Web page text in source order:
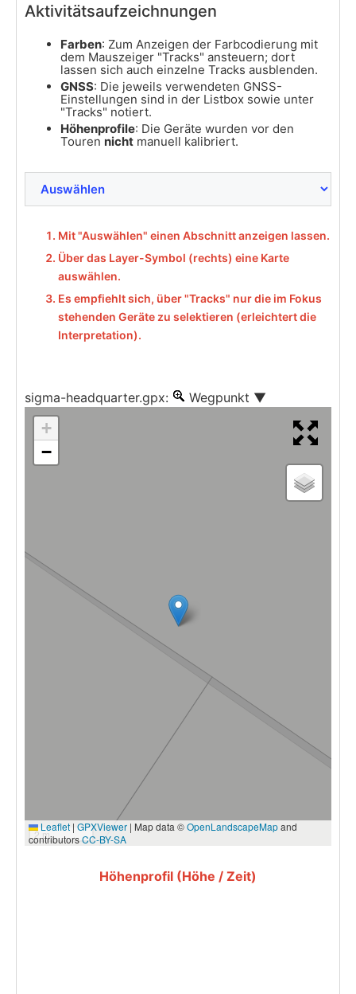
Aktivitätsaufzeichnungen
Farben: Zum Anzeigen der Farbcodierung mit
dem Mauszeiger "Tracks" ansteuern; dort
lassen sich auch einzelne Tracks ausblenden.
GNSS: Die jeweils verwendeten GNSS-
Einstellungen sind in der Listbox sowie unter
"Tracks" notiert.
Höhenprofile: Die Geräte wurden vor den
Touren nicht manuell kalibriert.
Mit "Auswählen" einen Abschnitt anzeigen lassen.
Über das Layer-Symbol (rechts) eine Karte
auswählen.
Es empfiehlt sich, über "Tracks" nur die im Fokus
stehenden Geräte zu selektieren (erleichtert die
Interpretation).
Datei:
sigma-headquarter.gpx: auf Element zoomen.
Wegpunkt Liste anzeigen,
+
−
2 m
Leaflet | GPXViewer | Map data ©OpenLandscapeMapand
contributorsCC-BY-SA
Höhenprofil (Höhe / Zeit)